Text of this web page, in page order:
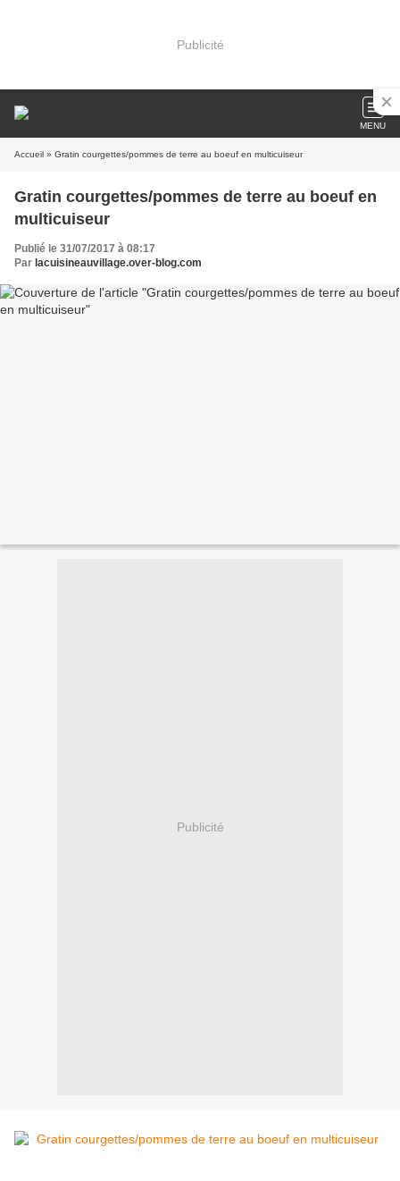
Publicité
MENU
Accueil » Gratin courgettes/pommes de terre au boeuf en multicuiseur
Gratin courgettes/pommes de terre au boeuf en
multicuiseur
Publié le 31/07/2017 à 08:17
Par lacuisineauvillage.over-blog.com
Publicité